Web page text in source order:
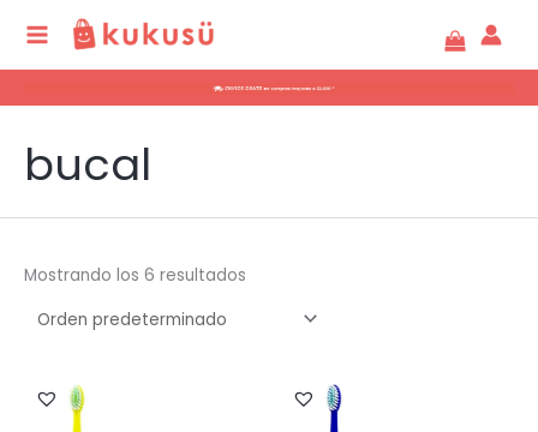
contenido
bucal
Mostrando los 6 resultados